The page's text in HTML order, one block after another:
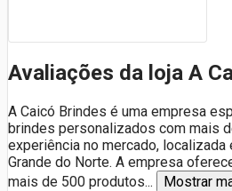
Avaliações da loja A
A Caicó Brindes é uma empresa
brindes personalizados com mais
experiência no mercado, localizada
Grande do Norte. A empresa
mais de 500 produtos... Mostrar